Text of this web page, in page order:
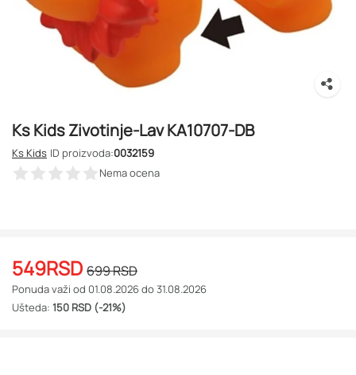
Ks Kids Zivotinje-Lav KA10707-DB
Ks Kids ID proizvoda:0032159
Nema ocena
549RSD 699RSD
Ponuda važi od 01.08.2026 do 31.08.2026
Ušteda: 150 RSD (-21%)